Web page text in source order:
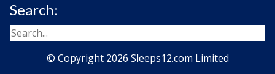
Search:
© Copyright 2026 Sleeps12.com Limited